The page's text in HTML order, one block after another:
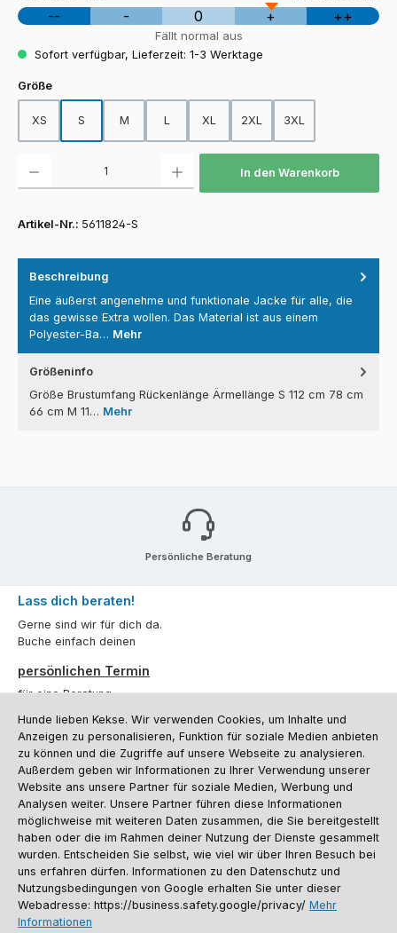
-- - 0 + ++
Fällt normal aus
Sofort verfügbar, Lieferzeit: 1-3 Werktage
Größeauswählen
XS S M L XL 2XL 3XL
In den Warenkorb
Artikel-Nr.: 5611824-S
Beschreibung
Eine äußerst angenehme und funktionale Jacke für alle, die
das gewisse Extra wollen. Das Material ist aus einem
Polyester-Ba… Mehr
Größeninfo
Größe Brustumfang Rückenlänge Ärmellänge S 112 cm 78 cm
66 cm M 11… Mehr
Persönliche Beratung
Lass dich beraten!
Gerne sind wir für dich da.
Buche einfach deinen
persönlichen Termin
für eine Beratung.
Oder über unserKontaktformular.
Vertrag widerrufen
Kundenservice
Informationen
Social Media und Kontakt
Versandinformationen
Hunde lieben Kekse. Wir verwenden Cookies, um Inhalte und
Anzeigen zu personalisieren, Funktion für soziale Medien anbieten
zu können und die Zugriffe auf unsere Webseite zu analysieren.
Außerdem geben wir Informationen zu Ihrer Verwendung unserer
Website ans unsere Partner für soziale Medien, Werbung und
Analysen weiter. Unsere Partner führen diese Informationen
möglichweise mit weiteren Daten zusammen, die Sie bereitgestellt
haben oder die im Rahmen deiner Nutzung der Dienste gesammelt
wurden. Entscheiden Sie selbst, wie viel wir über Ihren Besuch bei
uns erfahren dürfen. Informationen zu den Datenschutz und
Nutzungsbedingungen von Google erhalten Sie unter dieser
Webadresse: https://business.safety.google/privacy/ Mehr
Informationen